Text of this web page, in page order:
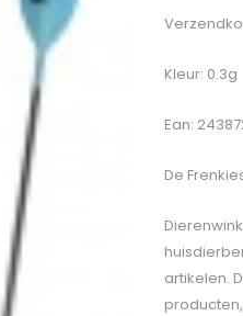
Kleur: 0.3g
Ean:
De
artikelen.